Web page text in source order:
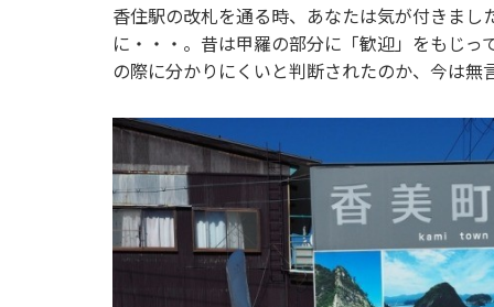
香住駅の改札を通る時、あなたは気が付きま
に・・・。昔は甲羅の部分に「歓迎」をもじ
の際に分かりにくいと判断されたのか、今は無